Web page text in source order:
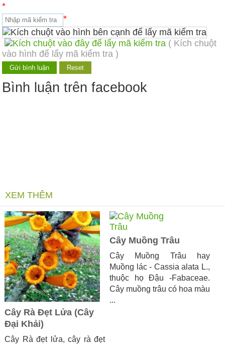
*
*
( Kích chuột
vào hình để lấy mã kiểm tra )
Bình luận trên facebook
XEM THÊM
Cây Rà Đẹt Lửa (Cây
Đại Khải)
Cây Rà đẹt lửa, cây rà đẹt
Cây Muồng Trâu
​Cây Muồng Trâu hay
Muồng lác - Cassia alata L.,
thuộc họ Đậu -Fabaceae.
Cây muồng trâu có hoa màu
...